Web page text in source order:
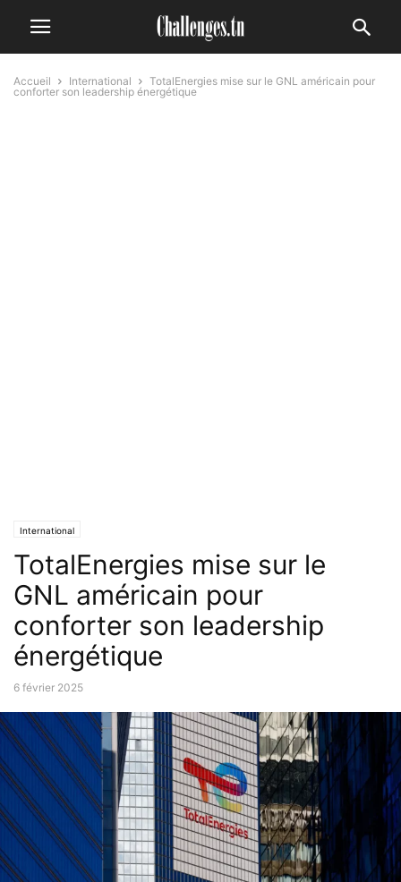
Accueil International
TotalEnergies mise sur le GNL américain pour
conforter son leadership énergétique
International
TotalEnergies mise sur le
GNL américain pour
conforter son leadership
énergétique
6 février 2025